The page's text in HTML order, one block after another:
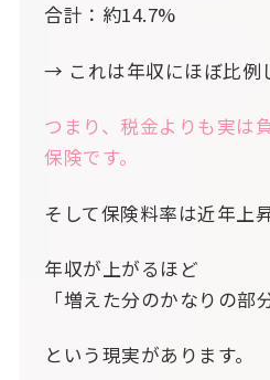
合計：約14.7%
→ これは年収にほぼ比例
つまり、税金よりも実は
保険です。
そして保険料率は近年上
年収が上がるほど
「増えた分のかなりの部
という現実があります。